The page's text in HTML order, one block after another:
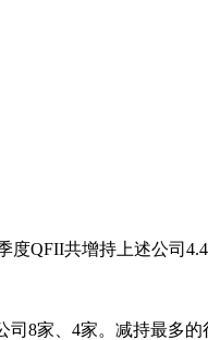
QFII共增持上述公司
8家、4家。减持最多